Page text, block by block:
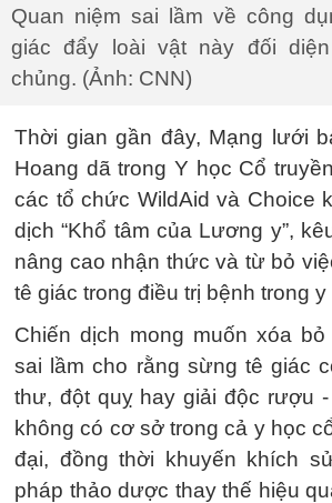
Quan niệm sai lầm về công
giác đẩy loài vật này đối
chủng. (Ảnh: CNN)
Thời gian gần đây, Mạng lưới
Hoang dã trong Y học Cổ
các tổ chức WildAid và Choice
dịch “Khổ tâm của Lương y”,
nâng cao nhận thức và từ bỏ
tê giác trong điều trị bệnh trong
Chiến dịch mong muốn xóa
sai lầm cho rằng sừng tê giác
thư, đột quỵ hay giải độc rượu
không có cơ sở trong cả y học
đại, đồng thời khuyến khích
pháp thảo dược thay thế hiệu